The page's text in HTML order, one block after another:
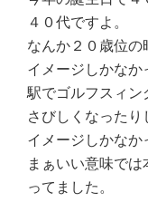
４０代ですよ。
なんか２０歳位
イメージしかなか
駅でゴルフスィン
さびしくなったり
イメージしかなか
まぁいい意味で
ってました。